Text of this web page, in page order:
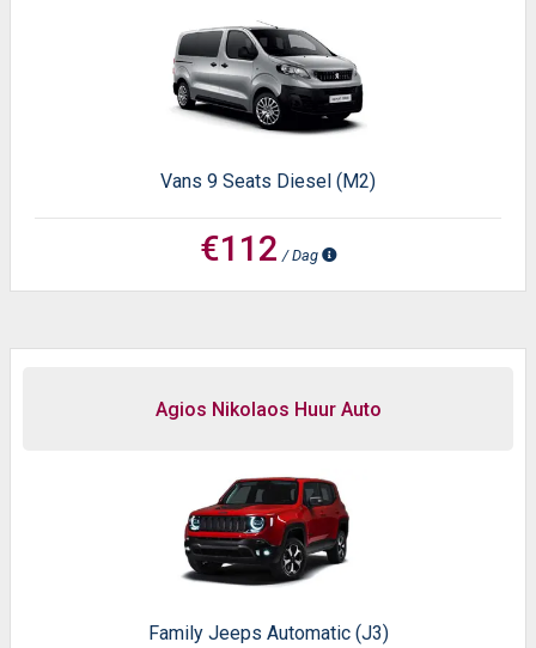
Vans 9 Seats Diesel (M2)
€112 / Dag
Agios Nikolaos Huur Auto
Family Jeeps Automatic (J3)